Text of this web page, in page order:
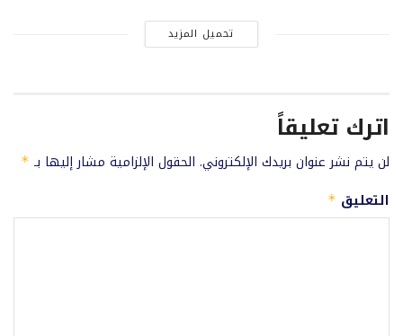
تحميل المزيد
اترك تعليقاً
لن يتم نشر عنوان بريدك الإلكتروني. الحقول الإلزامية مشار إليها بـ *
التعليق *